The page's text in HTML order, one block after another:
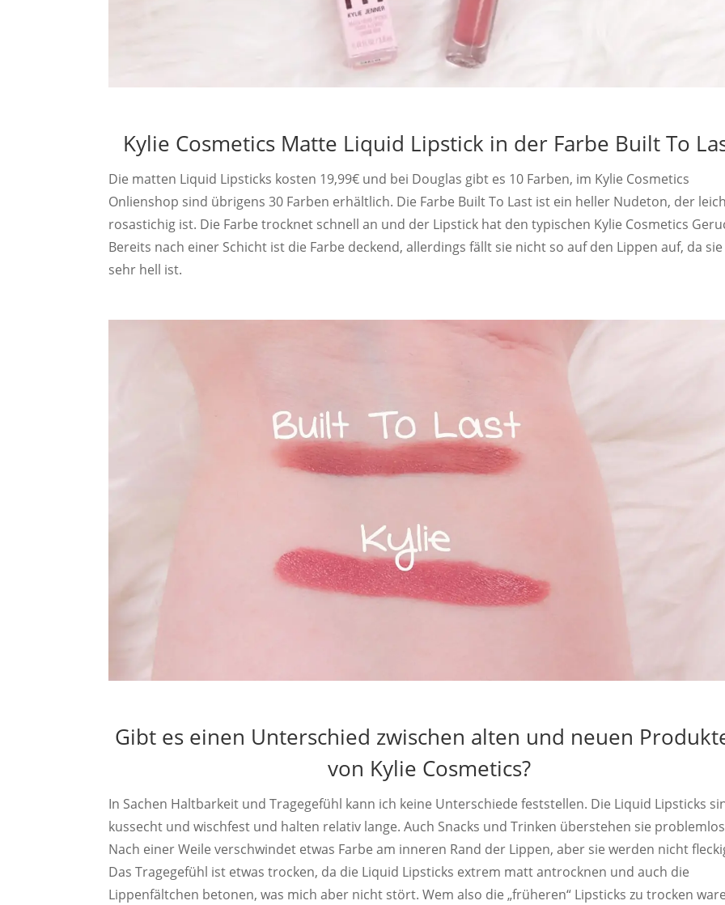
Kylie Cosmetics Matte Liquid Lipstick in der Farbe Built To
Die matten Liquid Lipsticks kosten 19,99€ und bei Douglas gibt es 10 Farben, im Kylie Cosmetics
Onlienshop sind übrigens 30 Farben erhältlich. Die Farbe Built To Last ist ein heller Nudeton, der
rosastichig ist. Die Farbe trocknet schnell an und der Lipstick hat den typischen Kylie Cosmetics
Bereits nach einer Schicht ist die Farbe deckend, allerdings fällt sie nicht so auf den Lippen auf, da sie
sehr hell ist.
Gibt es einen Unterschied zwischen alten und neuen
von Kylie Cosmetics?
In Sachen Haltbarkeit und Tragegefühl kann ich keine Unterschiede feststellen. Die Liquid Lipsticks
kussecht und wischfest und halten relativ lange. Auch Snacks und Trinken überstehen sie
Nach einer Weile verschwindet etwas Farbe am inneren Rand der Lippen, aber sie werden nicht
Das Tragegefühl ist etwas trocken, da die Liquid Lipsticks extrem matt antrocknen und auch die
Lippenfältchen betonen, was mich aber nicht stört. Wem also die „früheren“ Lipsticks zu trocken